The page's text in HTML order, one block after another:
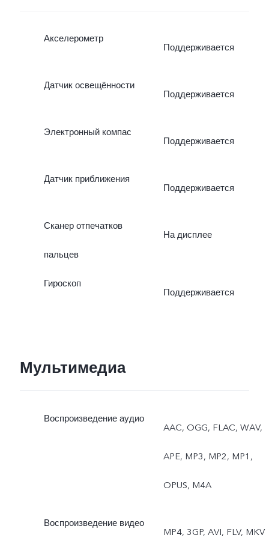
Акселерометр
Поддерживается
Датчик освещённости
Поддерживается
Электронный компас
Поддерживается
Датчик приближения
Поддерживается
Сканер отпечатков
пальцев
На дисплее
Гироскоп
Поддерживается
Мультимедиа
Воспроизведение аудио
AAC, OGG, FLAC, WAV,
APE, MP3, MP2, MP1,
OPUS, M4A
Воспроизведение видео
MP4, 3GP, AVI, FLV, MKV